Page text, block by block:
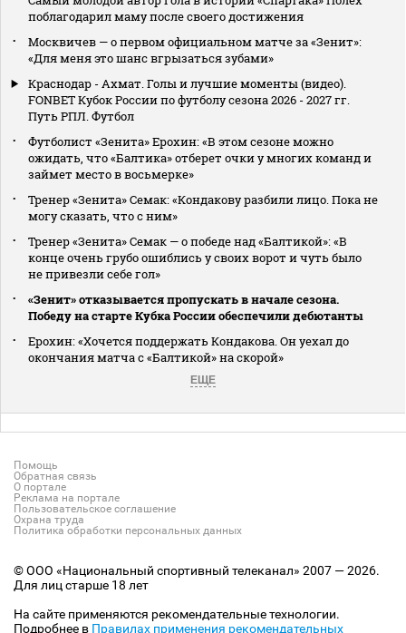
поблагодарил маму после своего достижения
Москвичев — о первом официальном матче за «Зенит»:
«Для меня это шанс вгрызаться зубами»
Краснодар - Ахмат. Голы и лучшие моменты (видео).
FONBET Кубок России по футболу сезона 2026 - 2027 гг.
Путь РПЛ. Футбол
Футболист «Зенита» Ерохин: «В этом сезоне можно
ожидать, что «Балтика» отберет очки у многих команд и
займет место в восьмерке»
Тренер «Зенита» Семак: «Кондакову разбили лицо. Пока не
могу сказать, что с ним»
Тренер «Зенита» Семак — о победе над «Балтикой»: «В
конце очень грубо ошиблись у своих ворот и чуть было
не привезли себе гол»
«Зенит» отказывается пропускать в начале сезона.
Победу на старте Кубка России обеспечили дебютанты
Ерохин: «Хочется поддержать Кондакова. Он уехал до
окончания матча с «Балтикой» на скорой»
ЕЩЕ
Помощь
Обратная связь
О портале
Реклама на портале
Пользовательское соглашение
Охрана труда
Политика обработки персональных данных
© ООО «Национальный спортивный телеканал» 2007 — 2026.
Для лиц старше 18 лет
На сайте применяются рекомендательные технологии.
Подробнее в Правилах применения рекомендательных